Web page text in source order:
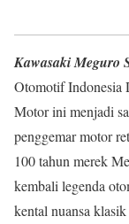
Kawasaki Meguro
Otomotif Indonesia
Motor ini menjadi
penggemar motor
100 tahun merek
kembali legenda
kental nuansa